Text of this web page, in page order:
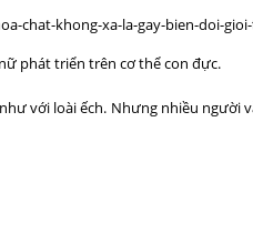
phát triển trên cơ thể con đực.
với loài ếch. Nhưng nhiều